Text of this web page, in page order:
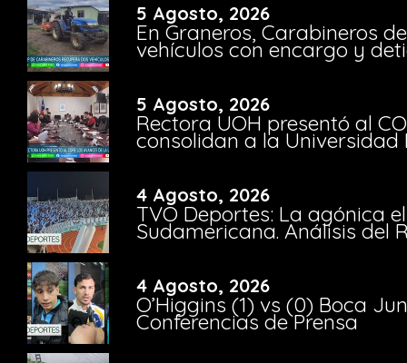
5 Agosto, 2026
En Graneros, Carabineros
vehículos con encargo y
5 Agosto, 2026
Rectora UOH presentó al
consolidan a la Universidad
4 Agosto, 2026
TVO Deportes: La agónica
Sudamericana. Análisis del
4 Agosto, 2026
O’Higgins (1) vs (0) Boca
Conferencias de Prensa